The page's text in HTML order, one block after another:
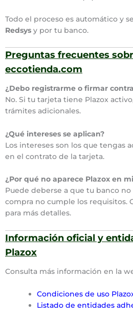
Todo el proceso es automático y
Redsys y por tu banco.
Preguntas frecuentes
eccotienda.com
¿Debo registrarme o firmar
No. Si tu tarjeta tiene Plazox
trámites adicionales.
¿Qué intereses se aplican?
Los intereses son los que tengas
en el contrato de la tarjeta.
¿Por qué no aparece Plazox en
Puede deberse a que tu banco
compra no cumple los requisitos.
para más detalles.
Información oficial y
Plazox
Consulta más información en la
Condiciones de uso
Listado de entidades